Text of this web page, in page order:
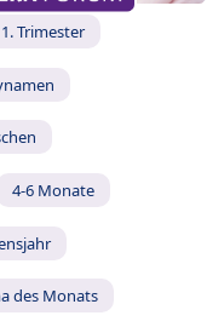
1. Trimester
4-6 Monate
des Monats